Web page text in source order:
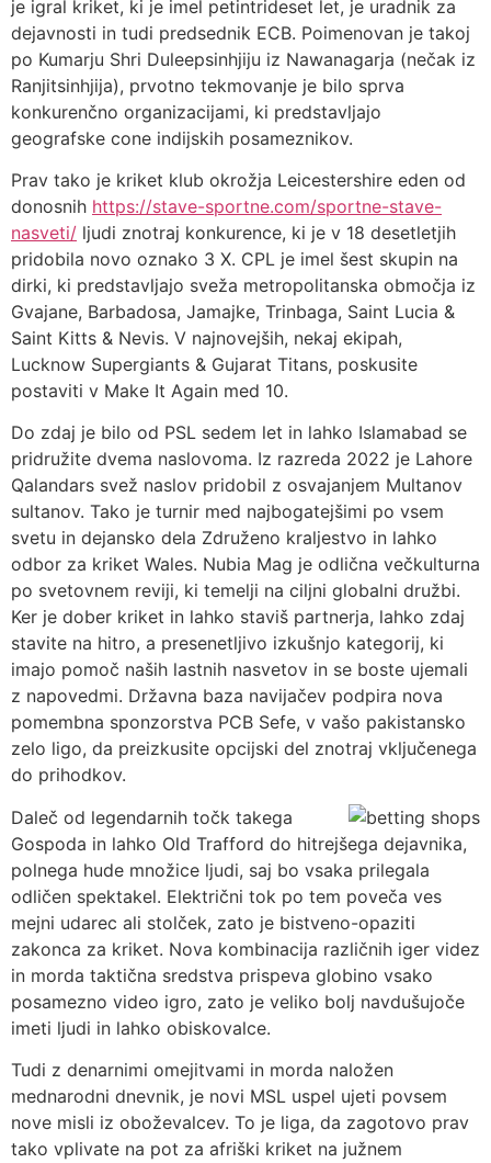
je igral kriket, ki je imel petintrideset let, je uradnik za
dejavnosti in tudi predsednik ECB. Poimenovan je takoj
po Kumarju Shri Duleepsinhjiju iz Nawanagarja (nečak iz
Ranjitsinhjija), prvotno tekmovanje je bilo sprva
konkurenčno organizacijami, ki predstavljajo
geografske cone indijskih posameznikov.
Prav tako je kriket klub okrožja Leicestershire eden od
donosnih https://stave-sportne.com/sportne-stave-
nasveti/ ljudi znotraj konkurence, ki je v 18 desetletjih
pridobila novo oznako 3 X. CPL je imel šest skupin na
dirki, ki predstavljajo sveža metropolitanska območja iz
Gvajane, Barbadosa, Jamajke, Trinbaga, Saint Lucia &
Saint Kitts & Nevis. V najnovejših, nekaj ekipah,
Lucknow Supergiants & Gujarat Titans, poskusite
postaviti v Make It Again med 10.
Do zdaj je bilo od PSL sedem let in lahko Islamabad se
pridružite dvema naslovoma. Iz razreda 2022 je Lahore
Qalandars svež naslov pridobil z osvajanjem Multanov
sultanov. Tako je turnir med najbogatejšimi po vsem
svetu in dejansko dela Združeno kraljestvo in lahko
odbor za kriket Wales. Nubia Mag je odlična večkulturna
po svetovnem reviji, ki temelji na ciljni globalni družbi.
Ker je dober kriket in lahko staviš partnerja, lahko zdaj
stavite na hitro, a presenetljivo izkušnjo kategorij, ki
imajo pomoč naših lastnih nasvetov in se boste ujemali
z napovedmi. Državna baza navijačev podpira nova
pomembna sponzorstva PCB Sefe, v vašo pakistansko
zelo ligo, da preizkusite opcijski del znotraj vključenega
do prihodkov.
Daleč od legendarnih točk takega
Gospoda in lahko Old Trafford do hitrejšega dejavnika,
polnega hude množice ljudi, saj bo vsaka prilegala
odličen spektakel. Električni tok po tem poveča ves
mejni udarec ali stolček, zato je bistveno-opaziti
zakonca za kriket. Nova kombinacija različnih iger videz
in morda taktična sredstva prispeva globino vsako
posamezno video igro, zato je veliko bolj navdušujoče
imeti ljudi in lahko obiskovalce.
Tudi z denarnimi omejitvami in morda naložen
mednarodni dnevnik, je novi MSL uspel ujeti povsem
nove misli iz oboževalcev. To je liga, da zagotovo prav
tako vplivate na pot za afriški kriket na južnem